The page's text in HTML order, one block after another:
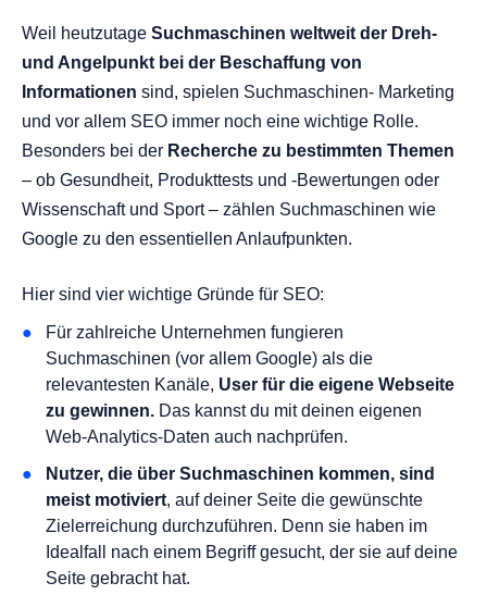
Weil heutzutage Suchmaschinen weltweit der Dreh-
und Angelpunkt bei der Beschaffung von
Informationen sind, spielen Suchmaschinen- Marketing
und vor allem SEO immer noch eine wichtige Rolle.
Besonders bei der Recherche zu bestimmten Themen
– ob Gesundheit, Produkttests und -Bewertungen oder
Wissenschaft und Sport – zählen Suchmaschinen wie
Google zu den essentiellen Anlaufpunkten.
Hier sind vier wichtige Gründe für SEO:
Für zahlreiche Unternehmen fungieren
Suchmaschinen (vor allem Google) als die
relevantesten Kanäle, User für die eigene Webseite
zu gewinnen. Das kannst du mit deinen eigenen
Web-Analytics-Daten auch nachprüfen.
Nutzer, die über Suchmaschinen kommen, sind
meist motiviert, auf deiner Seite die gewünschte
Zielerreichung durchzuführen. Denn sie haben im
Idealfall nach einem Begriff gesucht, der sie auf deine
Seite gebracht hat.